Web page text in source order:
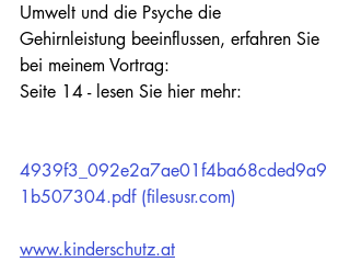
Umwelt und die Psyche die
Gehirnleistung beeinflussen, erfahren Sie
bei meinem Vortrag:
Seite 14 - lesen Sie hier mehr:
4939f3_092e2a7ae01f4ba68cded9a9
1b507304.pdf (filesusr.com)
www.kinderschutz.at